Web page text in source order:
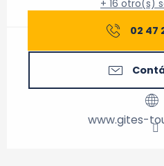
+ 16 otro(s)
02 47
www.gites-